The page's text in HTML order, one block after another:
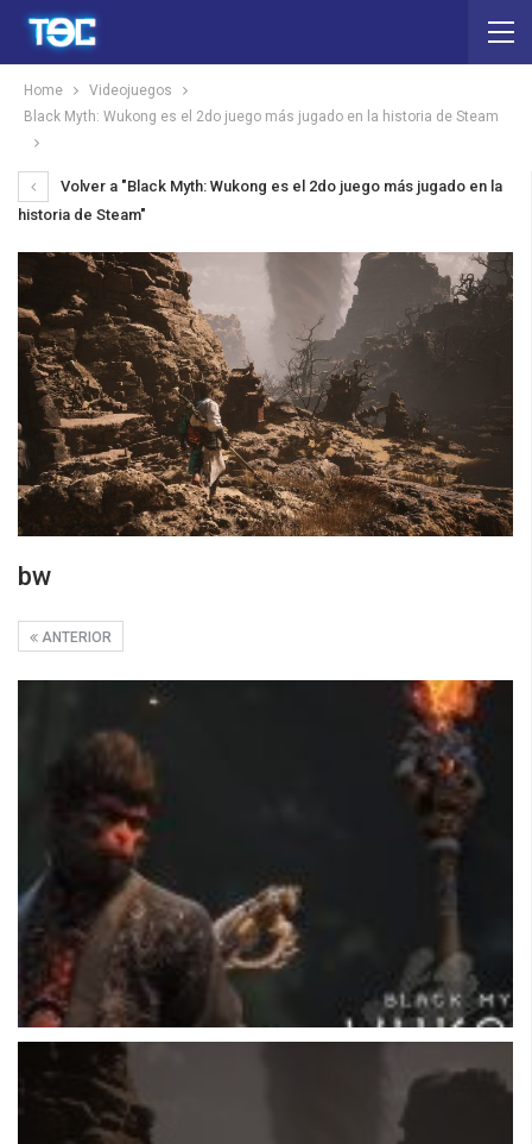
Home
Videojuegos
Black Myth: Wukong es el 2do juego más jugado en la historia de Steam
Volver a "Black Myth: Wukong es el 2do juego más jugado en la
historia de Steam"
bw
ANTERIOR